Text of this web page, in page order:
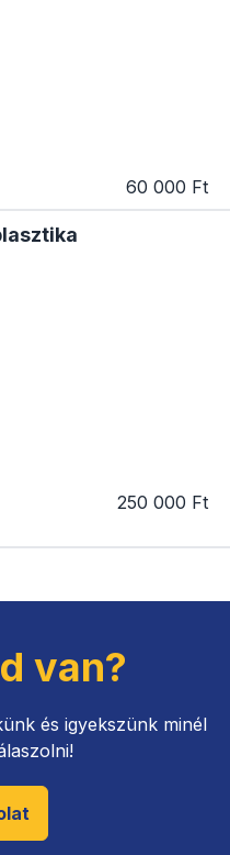
60 000 Ft
250 000 Ft
van?
és igyekszünk minél